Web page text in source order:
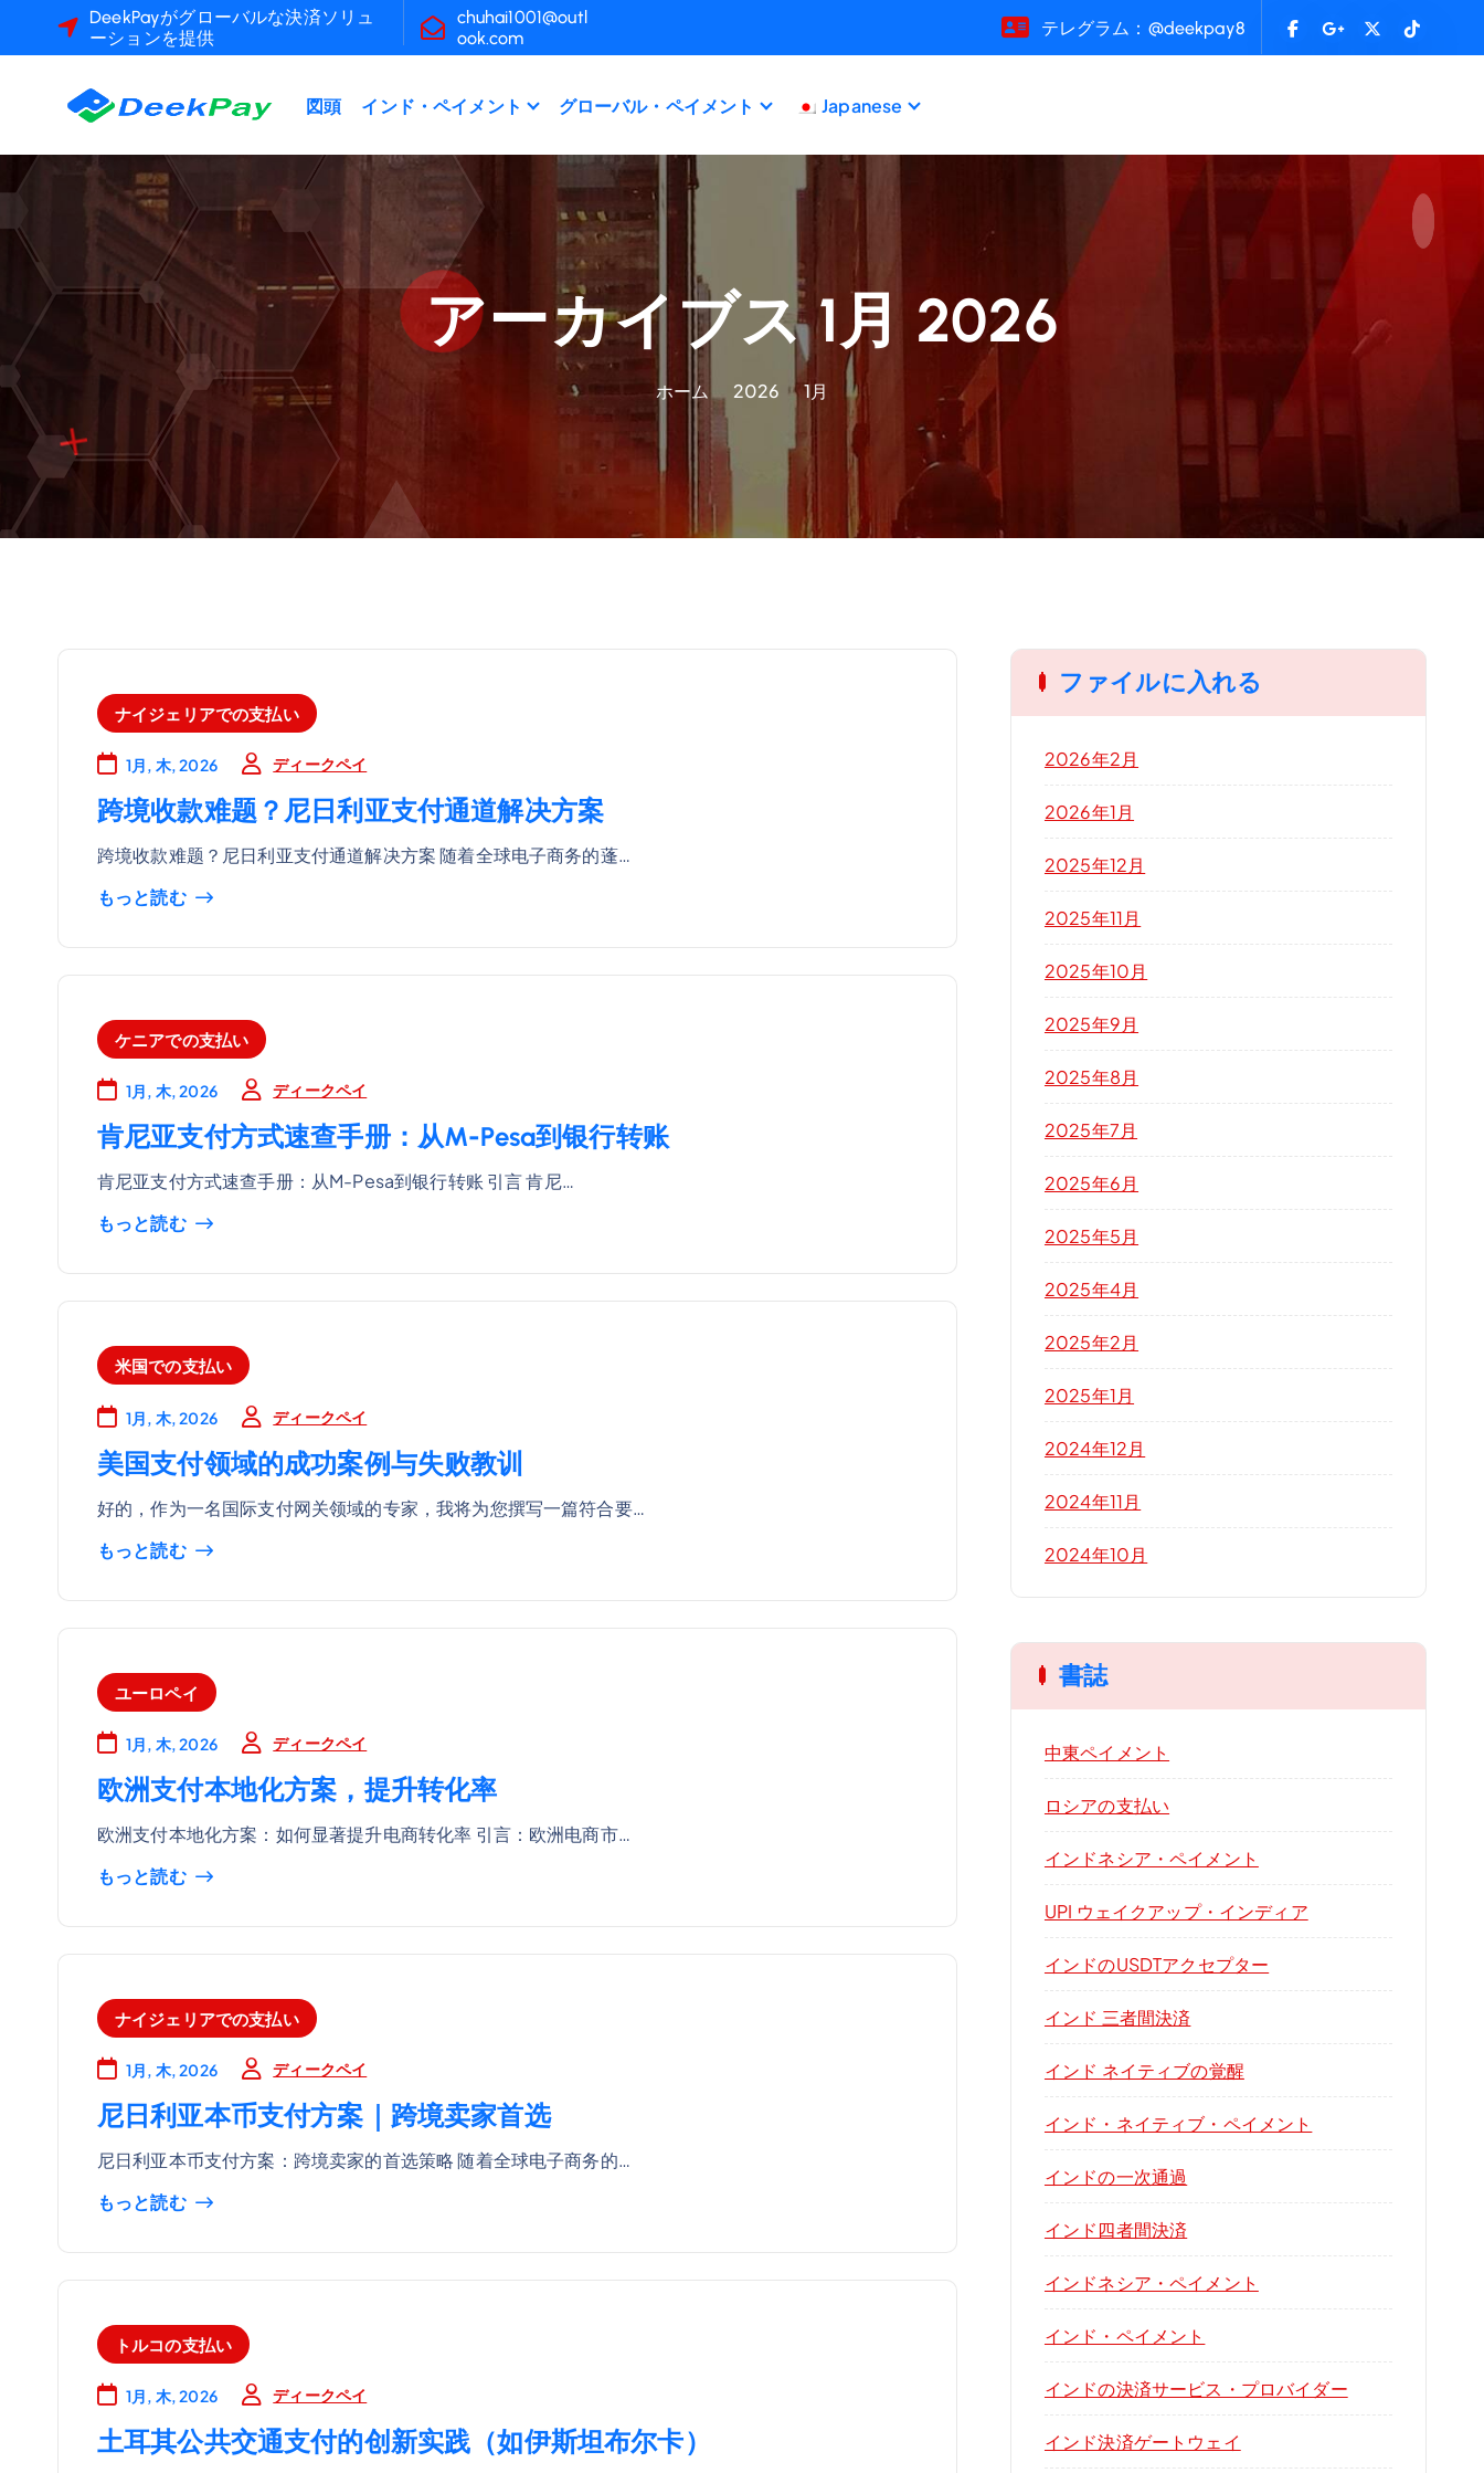
ス
DeekPayがグローバルな決済ソリュ
ーションを提供
chuhai1001@outl
ook.com
テレグラム：@deekpay8
図頭 インド・ペイメント グローバル・ペイメント Japanese
アーカイブス 1月 2026
ホーム 2026 1月
ナイジェリアでの支払い
1月, 木, 2026 ディークペイ
跨境收款难题？尼日利亚支付通道解决方案
跨境收款难题？尼日利亚支付通道解决方案 随着全球电子商务的蓬…
もっと読む
ケニアでの支払い
1月, 木, 2026 ディークペイ
肯尼亚支付方式速查手册：从M-Pesa到银行转账
肯尼亚支付方式速查手册：从M-Pesa到银行转账 引言 肯尼…
もっと読む
米国での支払い
1月, 木, 2026 ディークペイ
美国支付领域的成功案例与失败教训
好的，作为一名国际支付网关领域的专家，我将为您撰写一篇符合要…
もっと読む
ユーロペイ
1月, 木, 2026 ディークペイ
欧洲支付本地化方案，提升转化率
欧洲支付本地化方案：如何显著提升电商转化率 引言：欧洲电商市…
もっと読む
ナイジェリアでの支払い
1月, 木, 2026 ディークペイ
尼日利亚本币支付方案｜跨境卖家首选
尼日利亚本币支付方案：跨境卖家的首选策略 随着全球电子商务的…
もっと読む
トルコの支払い
1月, 木, 2026 ディークペイ
土耳其公共交通支付的创新实践（如伊斯坦布尔卡）
ファイルに入れる
2026年2月
2026年1月
2025年12月
2025年11月
2025年10月
2025年9月
2025年8月
2025年7月
2025年6月
2025年5月
2025年4月
2025年2月
2025年1月
2024年12月
2024年11月
2024年10月
書誌
中東ペイメント
ロシアの支払い
インドネシア・ペイメント
UPI ウェイクアップ・インディア
インドのUSDTアクセプター
インド 三者間決済
インド ネイティブの覚醒
インド・ネイティブ・ペイメント
インドの一次通過
インド四者間決済
インドネシア・ペイメント
インド・ペイメント
インドの決済サービス・プロバイダー
インド決済ゲートウェイ